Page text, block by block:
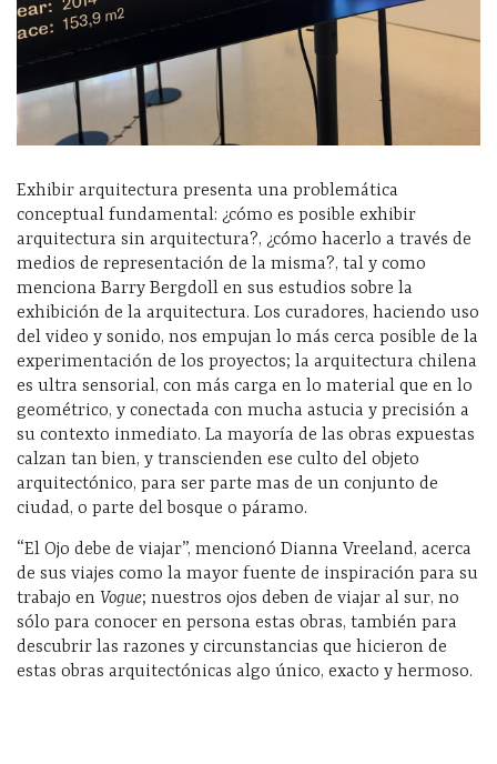
Exhibir arquitectura presenta una problemática
conceptual fundamental: ¿cómo es posible exhibir
arquitectura sin arquitectura?, ¿cómo hacerlo a través de
medios de representación de la misma?, tal y como
menciona Barry Bergdoll en sus estudios sobre la
exhibición de la arquitectura. Los curadores, haciendo uso
del video y sonido, nos empujan lo más cerca posible de la
experimentación de los proyectos; la arquitectura chilena
es ultra sensorial, con más carga en lo material que en lo
geométrico, y conectada con mucha astucia y precisión a
su contexto inmediato. La mayoría de las obras expuestas
calzan tan bien, y transcienden ese culto del objeto
arquitectónico, para ser parte mas de un conjunto de
ciudad, o parte del bosque o páramo.
“El Ojo debe de viajar”, mencionó Dianna Vreeland, acerca
de sus viajes como la mayor fuente de inspiración para su
trabajo en Vogue; nuestros ojos deben de viajar al sur, no
sólo para conocer en persona estas obras, también para
descubrir las razones y circunstancias que hicieron de
estas obras arquitectónicas algo único, exacto y hermoso.